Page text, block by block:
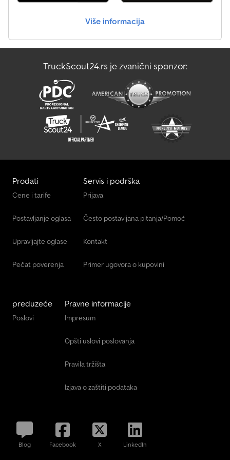
Više informacija
TruckScout24.rs je zvanični sponzor:
Prodati
Cene i tarife
Postavljanje oglasa
Upravljajte oglase
Pečat poverenja
Servis i podrška
Prijava
Često postavljana pitanja/Pomoć
Kontakt
Primer ugovora o kupovini
preduzeće
Poslovi
Pravne informacije
Impresum
Opšti uslovi poslovanja
Pravila tržišta
Izjava o zaštiti podataka
Blog Facebook X LinkedIn